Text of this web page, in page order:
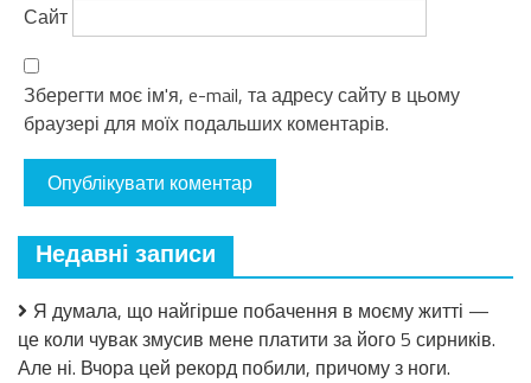
Сайт
Зберегти моє ім'я, e-mail, та адресу сайту в цьому
браузері для моїх подальших коментарів.
Недавні записи
Я думала, що найгірше побачення в моєму житті —
це коли чувак змусив мене платити за його 5 сирників.
Але ні. Вчора цей рекорд побили, причому з ноги.